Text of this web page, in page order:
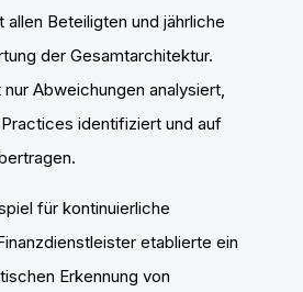
Beteiligten und jährliche
der Gesamtarchitektur.
Abweichungen analysiert,
identifiziert und auf
für kontinuierliche
etablierte ein
Erkennung von